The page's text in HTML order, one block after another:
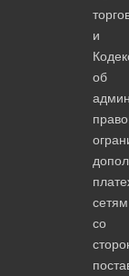
и
об
сетям
со